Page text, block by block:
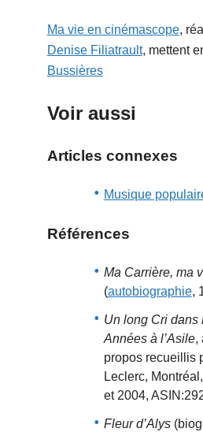
Ma vie en cinémascope,
Denise Filiatrault, mettent
Bussières
Voir aussi
Articles connexes
Musique
Références
Ma Carrière, ma
(autobiographie,
Un long Cri dans
Années à l’Asile,
propos recueillis
Leclerc,
et 2004,
Fleur d’Alys